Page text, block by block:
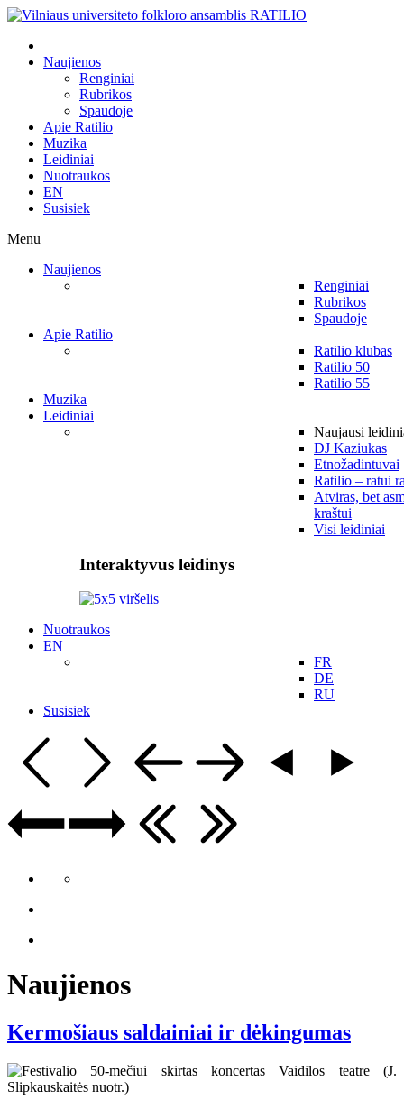
Naujienos
Renginiai
Rubrikos
Spaudoje
Apie Ratilio
Muzika
Leidiniai
Nuotraukos
EN
Susisiek
Menu
Naujienos
Renginiai
Rubrikos
Spaudoje
Apie Ratilio
Ratilio klubas
Ratilio 50
Ratilio 55
Muzika
Leidiniai
Naujausi
DJ Kaziukas
Etnožadintuvai
Ratilio – ratui
Atviras, bet
kraštui
Visi leidiniai
Interaktyvus leidinys
Nuotraukos
EN
FR
DE
RU
Susisiek
Naujienos
Kermošiaus saldainiai ir dėkingumas